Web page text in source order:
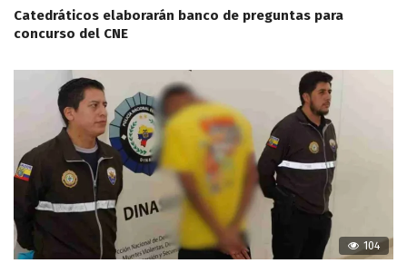
Catedráticos elaborarán banco de preguntas para
concurso del CNE
104